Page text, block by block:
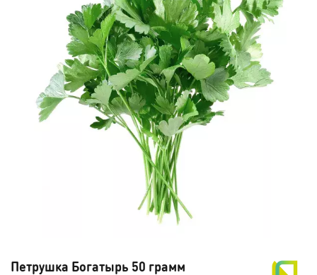
Петрушка Богатырь 50 грамм